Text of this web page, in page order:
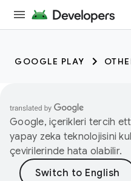
GOOGLE PLAY
Google, içerikleri tercih
yapay zeka teknolojisini
çevirilerinde hata olabilir.